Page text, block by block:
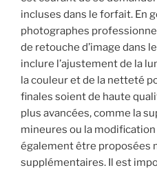
incluses dans le forfait. En
photographes
de retouche d’image dans
inclure l’ajustement de la
la couleur et de la netteté
finales soient de haute
plus avancées, comme la
mineures ou la
également être proposées
supplémentaires. Il est